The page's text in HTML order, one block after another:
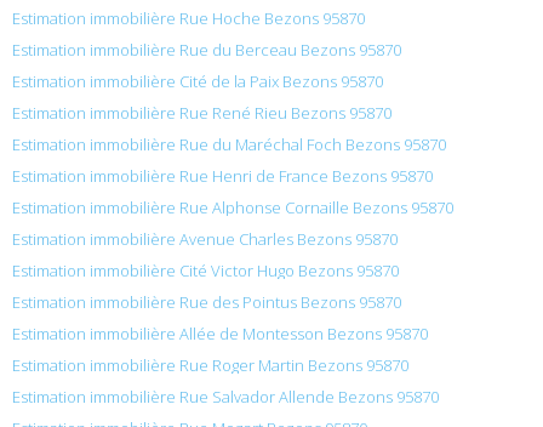
Estimation immobilière Rue Hoche Bezons 95870
Estimation immobilière Rue du Berceau Bezons 95870
Estimation immobilière Cité de la Paix Bezons 95870
Estimation immobilière Rue René Rieu Bezons 95870
Estimation immobilière Rue du Maréchal Foch Bezons 95870
Estimation immobilière Rue Henri de France Bezons 95870
Estimation immobilière Rue Alphonse Cornaille Bezons 95870
Estimation immobilière Avenue Charles Bezons 95870
Estimation immobilière Cité Victor Hugo Bezons 95870
Estimation immobilière Rue des Pointus Bezons 95870
Estimation immobilière Allée de Montesson Bezons 95870
Estimation immobilière Rue Roger Martin Bezons 95870
Estimation immobilière Rue Salvador Allende Bezons 95870